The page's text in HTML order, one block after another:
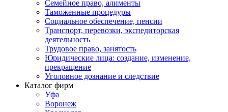
Семейное право, алименты
Таможенные процедуры
Социальное обеспечение, пенсии
Транспорт, перевозки, экспедиторская
деятельность
Трудовое право, занятость
Юридические лица: создание, изменение,
прекращение
Уголовное дознание и следствие
Каталог фирм
Уфа
Воронеж